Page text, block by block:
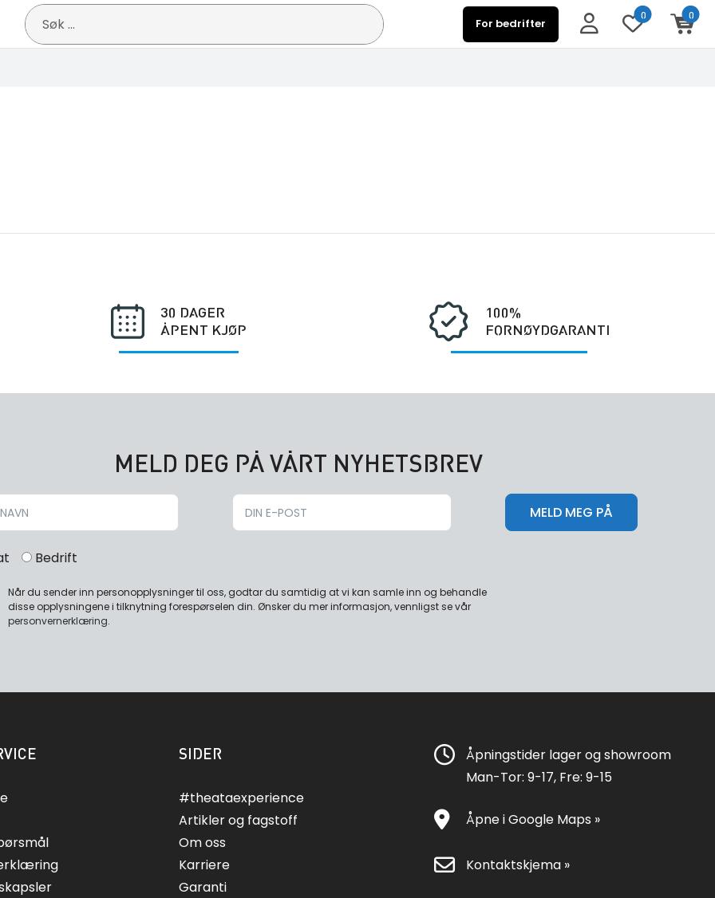
Søk
etter:
For bedrifter
0 0
30 DAGER
ÅPENT KJØP
100%
FORNØYDGARANTI
MELD DEG PÅ VÅRT NYHETSBREV
Bedrift
Når du sender inn personopplysninger til oss, godtar du samtidig at vi kan samle inn og behandle
disse opplysningene i tilknytning forespørselen din. Ønsker du mer informasjon, vennligst se vår
personvernerklæring.
SIDER
#theataexperience
Artikler og fagstoff
Om oss
Karriere
Garanti
Åpningstider lager og showroom
Man-Tor: 9-17, Fre: 9-15
Åpne i Google Maps »
Kontaktskjema »